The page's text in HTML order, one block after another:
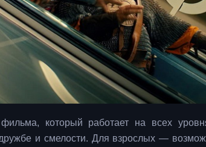
который работает на всех
и смелости. Для взрослых —